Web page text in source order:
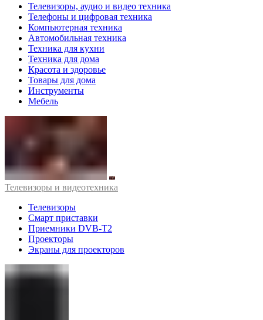
Телевизоры, аудио и видео техника
Телефоны и цифровая техника
Компьютерная техника
Автомобильная техника
Техника для кухни
Техника для дома
Красота и здоровье
Товары для дома
Инструменты
Мебель
Телевизоры и видеотехника
Телевизоры
Смарт приставки
Приемники DVB-T2
Проекторы
Экраны для проекторов